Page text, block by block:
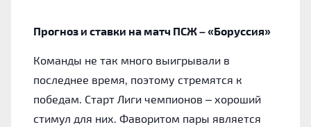
Прогноз и ставки на матч ПСЖ – «Боруссия»
Команды не так много выигрывали в
последнее время, поэтому стремятся к
победам. Старт Лиги чемпионов – хороший
стимул для них. Фаворитом пары является